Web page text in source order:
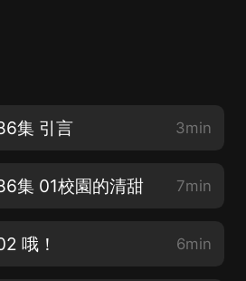
集 引言 3min
集 01校園的清甜 7min
哦！ 6min